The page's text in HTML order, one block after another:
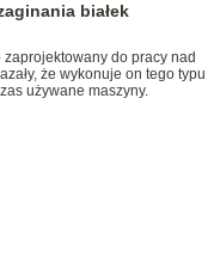
białek
do pracy nad
że wykonuje on tego typu
używane maszyny.